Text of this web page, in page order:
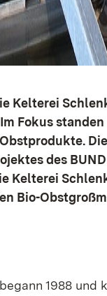
Kelterei
Fokus
des
Kelterei
Bio-
1988 und